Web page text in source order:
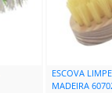
ESCOVA
MADEIRA